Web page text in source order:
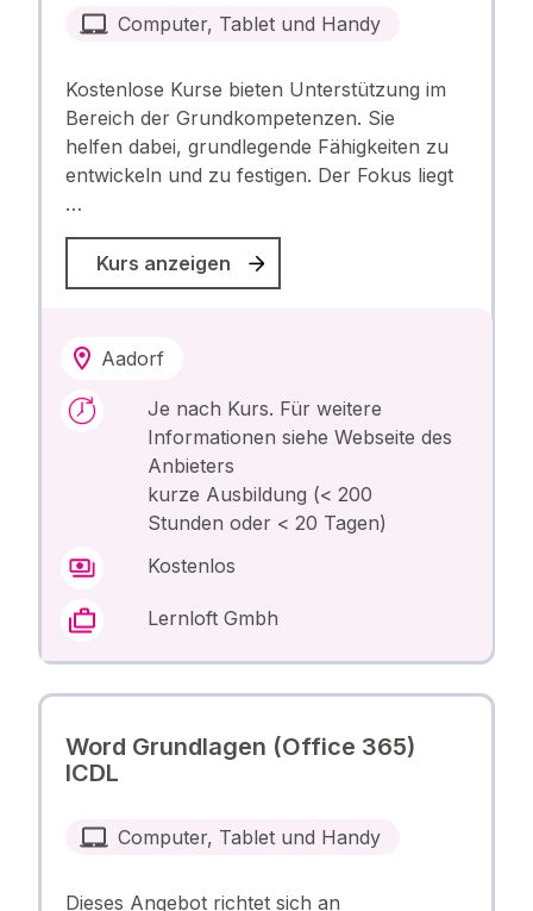
Computer, Tablet und Handy
Kostenlose Kurse bieten Unterstützung im
Bereich der Grundkompetenzen. Sie
helfen dabei, grundlegende Fähigkeiten zu
entwickeln und zu festigen. Der Fokus liegt
…
Kurs anzeigen
Aadorf
Je nach Kurs. Für weitere
Informationen siehe Webseite des
Anbieters
kurze Ausbildung (< 200
Stunden oder < 20 Tagen)
Kostenlos
Lernloft Gmbh
Word Grundlagen (Office 365)
ICDL
Computer, Tablet und Handy
Dieses Angebot richtet sich an